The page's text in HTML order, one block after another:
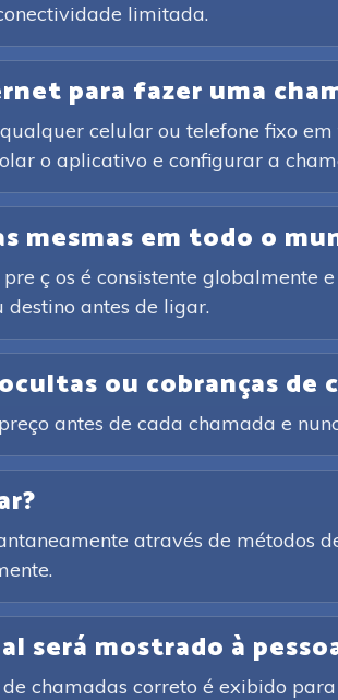
limitada.
para fazer uma
celular ou telefone fixo
o aplicativo e configurar a
mesmas em todo o
ç os é consistente
antes de ligar.
ou cobranças de
antes de cada chamada e
através de métodos
será mostrado à
chamadas correto é exibido